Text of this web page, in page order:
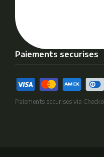
Paiements securises
Paiements securises via